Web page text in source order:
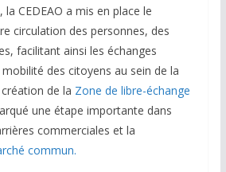
CEDEAO a mis en place le
circulation des personnes, des
facilitant ainsi les échanges
des citoyens au sein de la
de la Zone de libre-échange
une étape importante dans
commerciales et la
commun.